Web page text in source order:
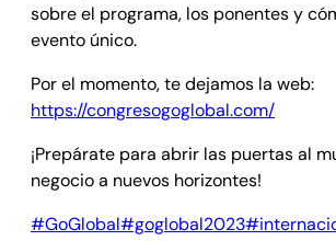
sobre el programa, los ponentes y
evento único.
Por el momento, te dejamos la web:
https://congresogoglobal.com/
¡Prepárate para abrir las puertas al
negocio a nuevos horizontes!
#GoGlobal#goglobal2023